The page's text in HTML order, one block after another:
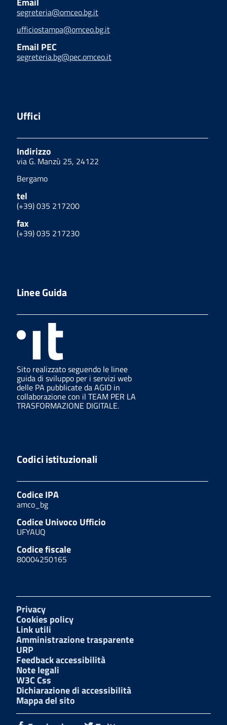
segreteria@omceo.bg.it
ufficiostampa@omceo.bg.it
Email PEC
segreteria.bg@pec.omceo.it
Uffici
Indirizzo
via G. Manzù 25, 24122
Bergamo
tel
(+39) 035 217200
fax
(+39) 035 217230
Linee Guida
Sito realizzato seguendo le linee
guida di sviluppo per i servizi web
delle PA pubblicate da AGID in
collaborazione con il TEAM PER LA
TRASFORMAZIONE DIGITALE.
Codici istituzionali
Codice IPA
amco_bg
Codice Univoco Ufficio
UFYAUQ
Codice fiscale
80004250165
Privacy
Cookies policy
Link utili
Amministrazione trasparente
URP
Feedback accessibilità
Note legali
W3C Css
Dichiarazione di accessibilità
Mappa del sito